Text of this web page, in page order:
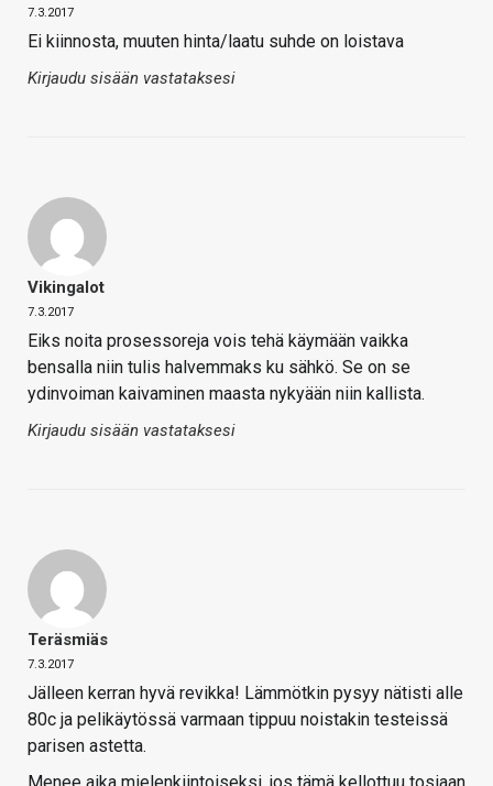
7.3.2017
Ei kiinnosta, muuten hinta/laatu suhde on loistava
Kirjaudu sisään vastataksesi
Vikingalot
7.3.2017
Eiks noita prosessoreja vois tehä käymään vaikka
bensalla niin tulis halvemmaks ku sähkö. Se on se
ydinvoiman kaivaminen maasta nykyään niin kallista.
Kirjaudu sisään vastataksesi
Teräsmiäs
7.3.2017
Jälleen kerran hyvä revikka! Lämmötkin pysyy nätisti alle
80c ja pelikäytössä varmaan tippuu noistakin testeissä
parisen astetta.